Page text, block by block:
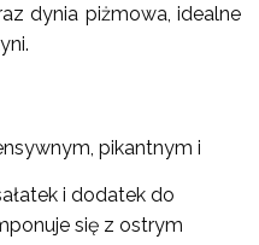
dynia piżmowa, idealne
pikantnym i
i dodatek do
się z ostrym